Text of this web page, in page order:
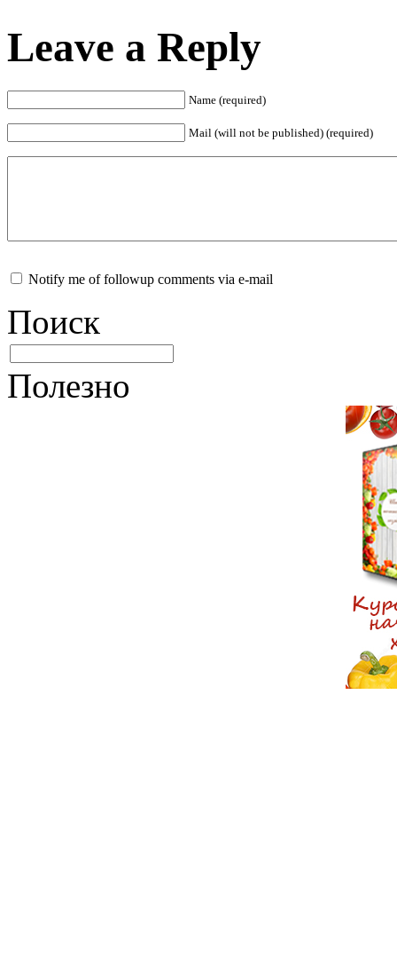
Leave a Reply
Name (required)
Mail (will not be published) (required)
Notify me of followup comments via e-mail
Поиск
Полезно